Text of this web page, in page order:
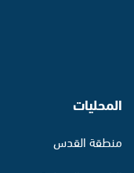
المحليات
منطقة القدس